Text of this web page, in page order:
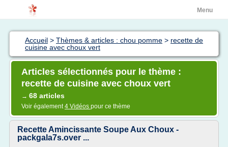
Menu
Accueil > Thèmes & articles : chou pomme > recette de
cuisine avec choux vert
Articles sélectionnés pour le thème :
recette de cuisine avec choux vert
→ 68 articles
Voir également4 Vidéos pour ce thème
Recette Amincissante Soupe Aux Choux -
packgala7s.over ...